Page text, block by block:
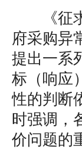
《
府采购异
提出一系
标（响应
性的判断
时强调，
价问题的